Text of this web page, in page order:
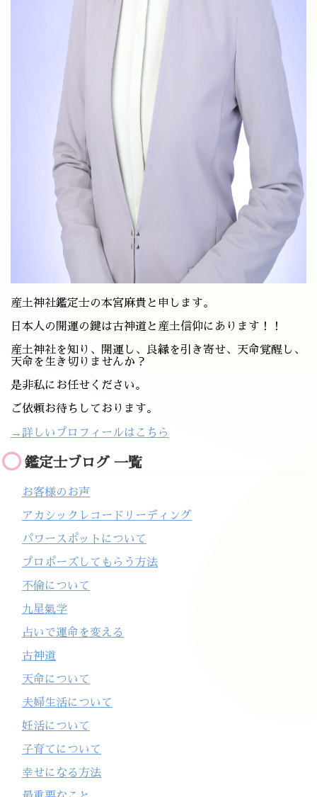
産土神社鑑定士の本宮麻貴と申します。
日本人の開運の鍵は古神道と産土信仰にあります！！
産土神社を知り、開運し、良縁を引き寄せ、天命覚醒し、
天命を生き切りませんか？
是非私にお任せください。
ご依頼お待ちしております。
→詳しいプロフィールはこちら
鑑定士ブログ 一覧
お客様のお声
アカシックレコードリーディング
パワースポットについて
プロポーズしてもらう方法
不倫について
九星氣学
占いで運命を変える
古神道
天命について
夫婦生活について
妊活について
子育てについて
幸せになる方法